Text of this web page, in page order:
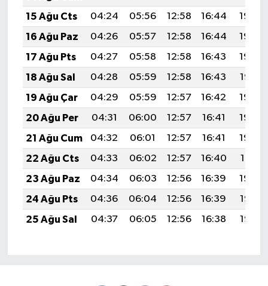
15 Ağu Cts
04:24 05:56 12:58 16:44
19:50
16 Ağu Paz
04:26 05:57 12:58 16:44
19:49
17 Ağu Pts
04:27 05:58 12:58 16:43
19:48
18 Ağu Sal
04:28 05:59 12:58 16:43
19:47
19 Ağu Çar
04:29 05:59 12:57 16:42
19:45
20 Ağu Per
04:31 06:00 12:57 16:41
19:44
21 Ağu Cum
04:32 06:01 12:57 16:41
19:43
22 Ağu Cts
04:33 06:02 12:57 16:40
19:41
23 Ağu Paz
04:34 06:03 12:56 16:39
19:40
24 Ağu Pts
04:36 06:04 12:56 16:39
19:38
25 Ağu Sal
04:37 06:05 12:56 16:38 19:37